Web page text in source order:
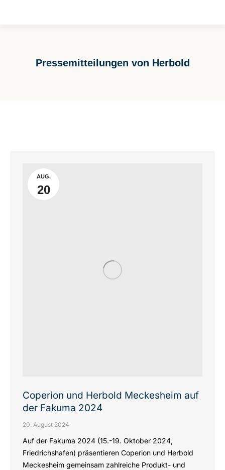
Pressemitteilungen von Herbold
AUG.
20
Coperion und Herbold Meckesheim auf
der Fakuma 2024
20. August 2024
Auf der Fakuma 2024 (15.-19. Oktober 2024,
Friedrichshafen) präsentieren Coperion und Herbold
Meckesheim gemeinsam zahlreiche Produkt- und